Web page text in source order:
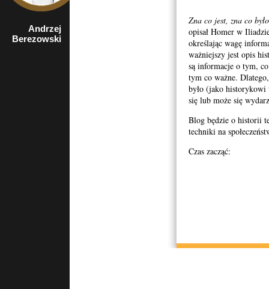
Andrzej
Berezowski
Zna co jest, zna co
opisał Homer w
określając wagę
ważniejszy jest opis
są informacje o tym,
tym co ważne.
było (jako
się lub może się
Blog będzie o historii
techniki na
Czas zacząć: